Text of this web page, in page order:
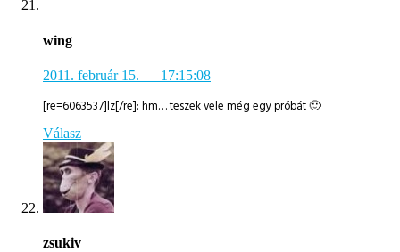
wing
2011. február 15. — 17:15:08
[re=6063537]lz[/re]: hm… teszek vele még egy próbát 🙂
Válasz
zsukiv